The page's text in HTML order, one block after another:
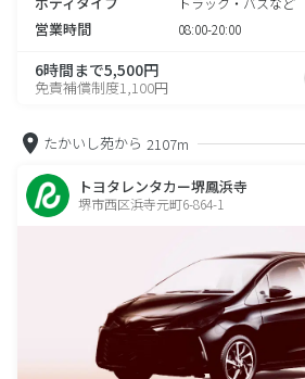
営業時間 08:00-20:00
6時間まで5,500円
免責補償制度1,100円
たかいし苑から 2107m
トヨタレンタカー堺鳳浜寺
堺市西区浜寺元町6-864-1